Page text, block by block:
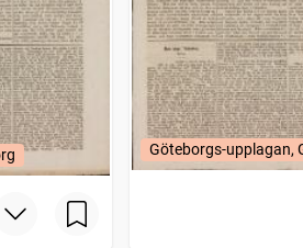
Göteborgs-upplagan,